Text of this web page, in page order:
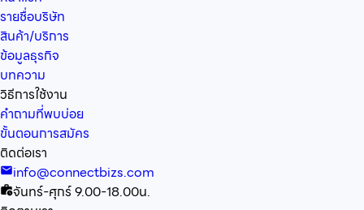
รายชื่อบริษัท
สินค้า/บริการ
ข้อมูลธุรกิจ
บทความ
วิธีการใช้งาน
คำถามที่พบบ่อย
ขั้นตอนการสมัคร
ติดต่อเรา
info@connectbizs.com
จันทร์-ศุกร์ 9.00-18.00น.